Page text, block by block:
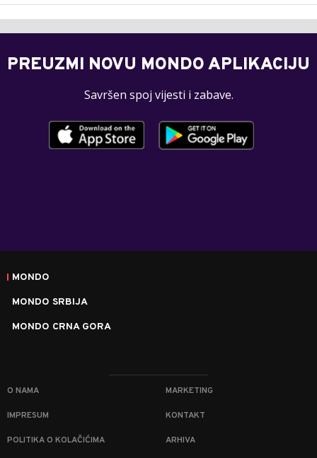
PREUZMI NOVU MONDO APLIKACIJU
Savršen spoj vijesti i zabave.
MONDO
MONDO SRBIJA
MONDO CRNA GORA
O NAMA MARKETING
IMPRESUM KONTAKT
POLITIKA O KOLAČIĆIMA ARHIVA